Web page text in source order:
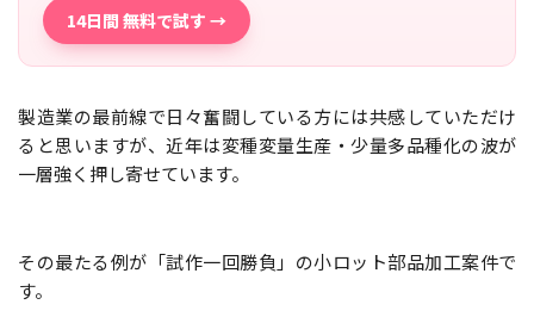
14日間 無料で試す →
製造業の最前線で日々奮闘している方には共感していただけ
ると思いますが、近年は変種変量生産・少量多品種化の波が
一層強く押し寄せています。
その最たる例が「試作一回勝負」の小ロット部品加工案件で
す。